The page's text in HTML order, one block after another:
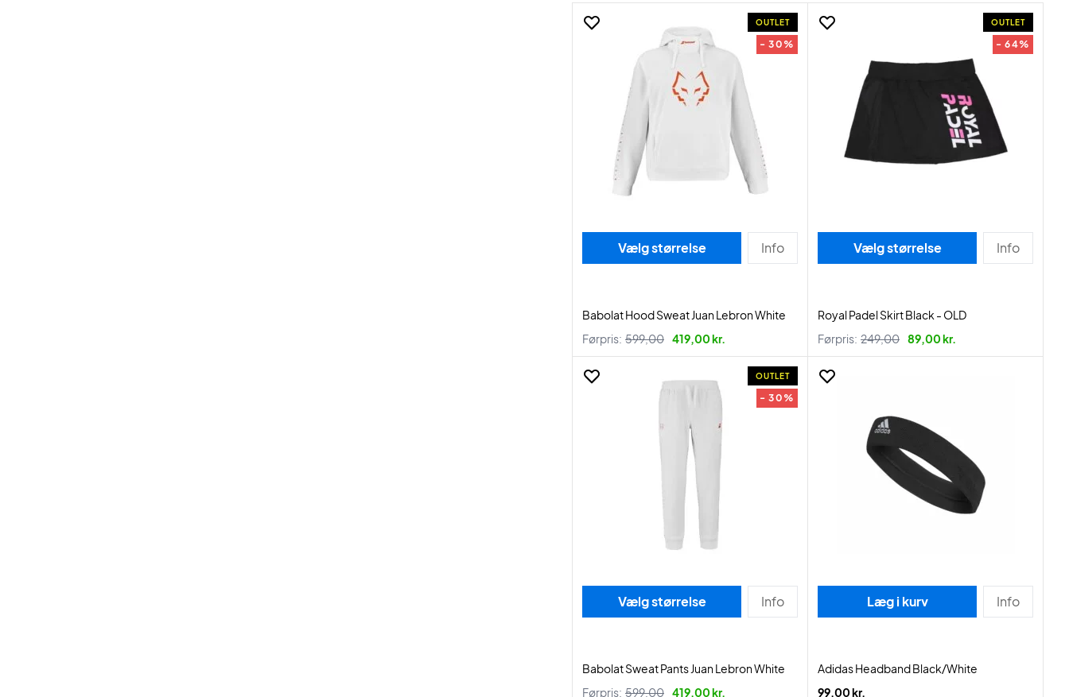
OUTLET
- 30%
Vælg størrelse Info
Babolat Hood Sweat Juan Lebron White
Førpris: 599,00 419,00 kr.
OUTLET
- 64%
Vælg størrelse Info
Royal Padel Skirt Black - OLD
Førpris: 249,00 89,00 kr.
OUTLET
- 30%
Vælg størrelse Info
Babolat Sweat Pants Juan Lebron White
Førpris: 599,00 419,00 kr.
Læg i kurv Info
Adidas Headband Black/White
99,00 kr.